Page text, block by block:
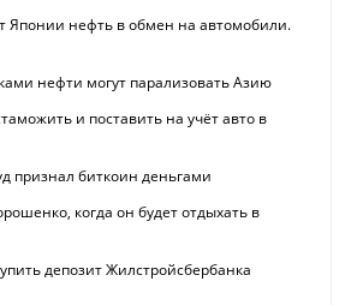
Японии нефть в обмен на автомобили.
нефти могут парализовать Азию
и поставить на учёт авто в
признал биткоин деньгами
когда он будет отдыхать в
депозит Жилстройсбербанка